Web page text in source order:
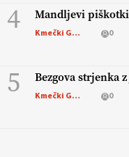
4 Mandljevi piškotki
Kmečki Glas 0
5 Bezgova strjenka
Kmečki Glas 0